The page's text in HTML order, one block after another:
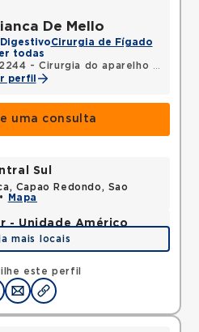
De Mello
Cirurgia de Fígado
todas
- Cirurgia do aparelho digestivo
perfil
uma consulta
este perfil
Sul
Capao Redondo, Sao
Mapa
- Unidade Américo
Centro, Sao Bernardo do
•
Mapa
mais locais